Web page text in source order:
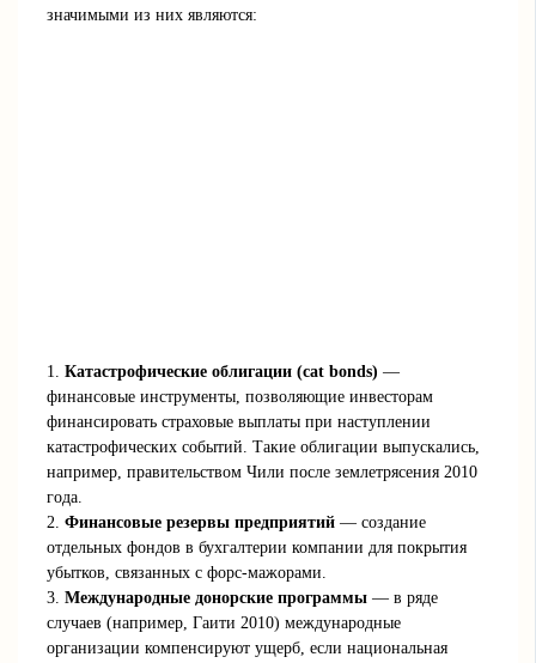
значимыми из них являются:
1.Катастрофические облигации (cat bonds) —
финансовые инструменты, позволяющие инвесторам
финансировать страховые выплаты при наступлении
катастрофических событий. Такие облигации выпускались,
например, правительством Чили после землетрясения 2010
года.
2.Финансовые резервы предприятий — создание
отдельных фондов в бухгалтерии компании для покрытия
убытков, связанных с форс-мажорами.
3.Международные донорские программы — в ряде
случаев (например, Гаити 2010) международные
организации компенсируют ущерб, если национальная